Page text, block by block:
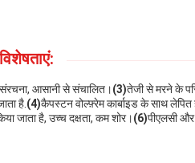
विशेषताएं:
आसानी से संचालित।(3)तेजी से मरने के
है. (4)कैपस्टन वोल्फ़्रेम कार्बाइड के साथ
जाता है, उच्च दक्षता, कम शोर।(6)पीएलसी